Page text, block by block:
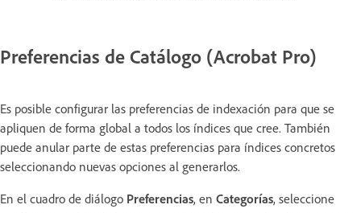
Preferencias de Catálogo (Acrobat Pro)
Es posible configurar las preferencias de indexación para que se
apliquen de forma global a todos los índices que cree. También
puede anular parte de estas preferencias para índices concretos
seleccionando nuevas opciones al generarlos.
En el cuadro de diálogo Preferencias, en Categorías, seleccione